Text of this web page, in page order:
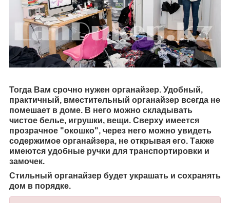
Тогда Вам срочно нужен органайзер. Удобный,
практичный, вместительный органайзер всегда не
помешает в доме. В него можно складывать
чистое белье, игрушки, вещи. Сверху имеется
прозрачное "окошко", через него можно увидеть
содержимое органайзера, не открывая его. Также
имеются удобные ручки для транспортировки и
замочек.
Стильный органайзер будет украшать и сохранять
дом в порядке.